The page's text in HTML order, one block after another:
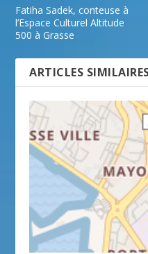
Fatiha Sadek, conteuse à
l’Espace Culturel Altitude
500 à Grasse
ARTICLES